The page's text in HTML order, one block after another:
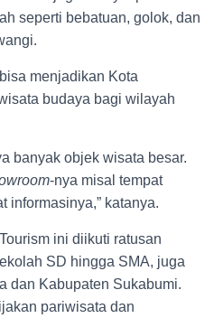
seperti bebatuan, golok, dan
menjadikan Kota
budaya bagi wilayah
banyak objek wisata besar.
-nya misal tempat
informasinya,” katanya.
ini diikuti ratusan
SD hingga SMA, juga
dan Kabupaten Sukabumi.
pariwisata dan